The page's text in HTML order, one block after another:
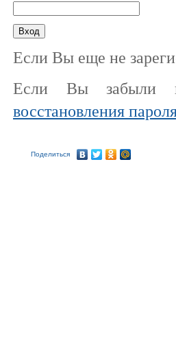
Если Вы еще не
Если Вы забыли
восстановления
Поделиться